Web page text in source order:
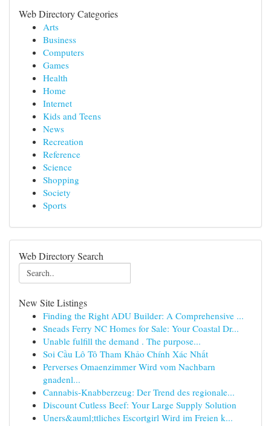
Web Directory Categories
Arts
Business
Computers
Games
Health
Home
Internet
Kids and Teens
News
Recreation
Reference
Science
Shopping
Society
Sports
Web Directory Search
New Site Listings
Finding the Right ADU Builder: A Comprehensive ...
Sneads Ferry NC Homes for Sale: Your Coastal Dr...
Unable fulfill the demand . The purpose...
Soi Cầu Lô Tô Tham Khảo Chính Xác Nhất
Perverses Omaenzimmer Wird vom Nachbarn
gnadenl...
Cannabis-Knabberzeug: Der Trend des regionale...
Discount Cutless Beef: Your Large Supply Solution
Uners&auml;ttliches Escortgirl Wird im Freien k...